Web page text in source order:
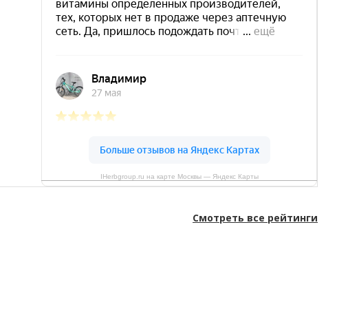
IHerbgroup.ru на карте Москвы — Яндекс Карты
Смотреть все рейтинги